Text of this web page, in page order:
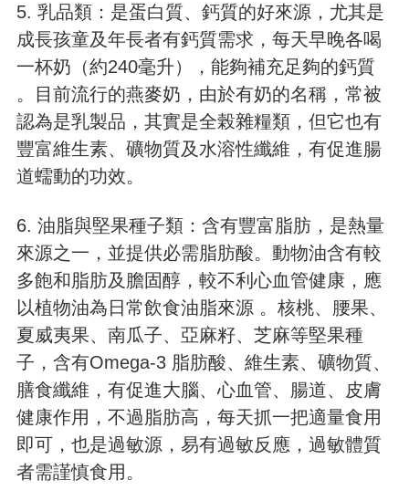
5. 乳品類：是蛋白質、鈣質的好來源，尤其是
成長孩童及年長者有鈣質需求，每天早晚各喝
一杯奶（約240毫升），能夠補充足夠的鈣質
。目前流行的燕麥奶，由於有奶的名稱，常被
認為是乳製品，其實是全榖雜糧類，但它也有
豐富維生素、礦物質及水溶性纖維，有促進腸
道蠕動的功效。
6. 油脂與堅果種子類：含有豐富脂肪，是熱量
來源之一，並提供必需脂肪酸。動物油含有較
多飽和脂肪及膽固醇，較不利心血管健康，應
以植物油為日常飲食油脂來源 。核桃、腰果、
夏威夷果、南瓜子、亞麻籽、芝麻等堅果種
子，含有Omega-3 脂肪酸、維生素、礦物質、
膳食纖維，有促進大腦、心血管、腸道、皮膚
健康作用，不過脂肪高，每天抓一把適量食用
即可，也是過敏源，易有過敏反應，過敏體質
者需謹慎食用。